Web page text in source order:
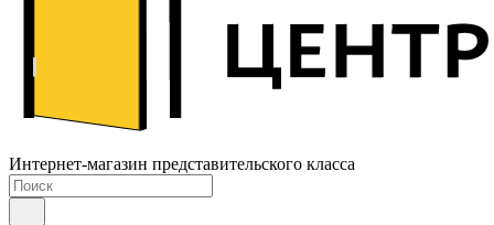
Интернет-магазин представительского класса